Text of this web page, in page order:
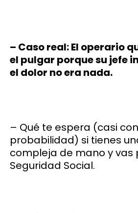
– Caso real: El operario
el pulgar porque su jefe
el dolor no era nada.
– Qué te espera (casi
probabilidad) si tienes
compleja de mano y vas
Seguridad Social.